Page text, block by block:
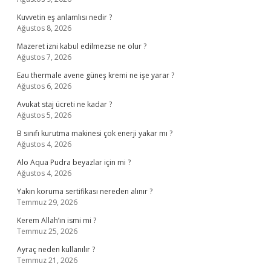
Kuvvetin eş anlamlısı nedir ?
Ağustos 8, 2026
Mazeret izni kabul edilmezse ne olur ?
Ağustos 7, 2026
Eau thermale avene güneş kremi ne işe yarar ?
Ağustos 6, 2026
Avukat staj ücreti ne kadar ?
Ağustos 5, 2026
B sınıfı kurutma makinesi çok enerji yakar mı ?
Ağustos 4, 2026
Alo Aqua Pudra beyazlar için mi ?
Ağustos 4, 2026
Yakın koruma sertifikası nereden alınır ?
Temmuz 29, 2026
Kerem Allah’ın ismi mi ?
Temmuz 25, 2026
Ayraç neden kullanılır ?
Temmuz 21, 2026